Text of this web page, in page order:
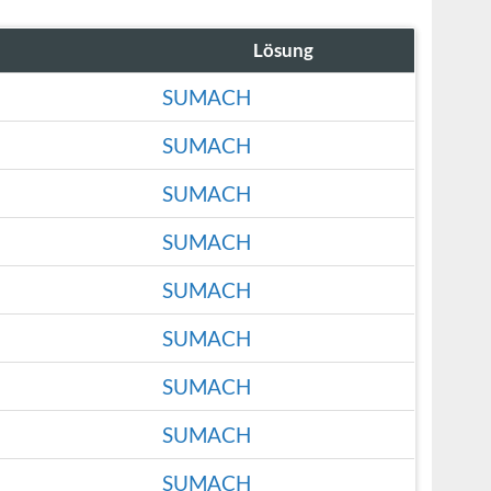
Lösung
SUMACH
SUMACH
SUMACH
SUMACH
SUMACH
SUMACH
SUMACH
SUMACH
SUMACH